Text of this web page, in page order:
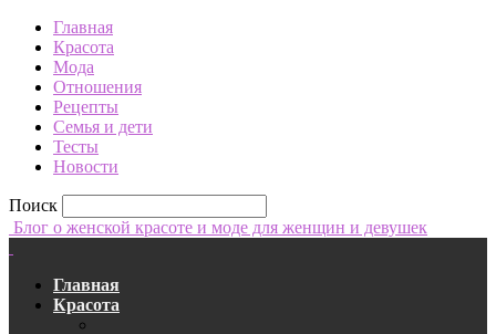
Главная
Красота
Мода
Отношения
Рецепты
Семья и дети
Тесты
Новости
Поиск
Блог о женской красоте и моде для женщин и девушек
Главная
Красота